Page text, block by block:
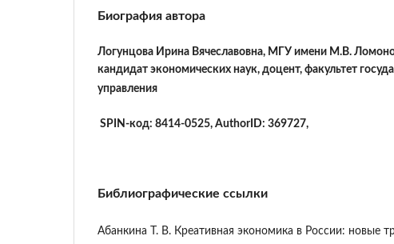
Биография автора
Логунцова Ирина Вячеславовна, МГУ имени М.В.
кандидат экономических наук, доцент, факультет
управления
SPIN-код: 8414-0525, AuthorID: 369727,
Библиографические ссылки
Абанкина Т. В. Креативная экономика в России: новые